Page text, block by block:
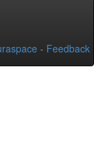
- Feedback